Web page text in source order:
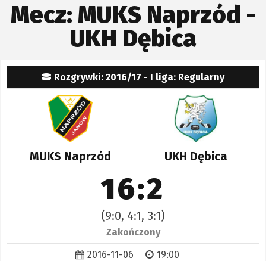
Mecz: MUKS Naprzód -
UKH Dębica
Rozgrywki: 2016/17 - I liga: Regularny
MUKS Naprzód
16:2
(9:0, 4:1, 3:1)
Zakończony
UKH Dębica
2016-11-06
19:00